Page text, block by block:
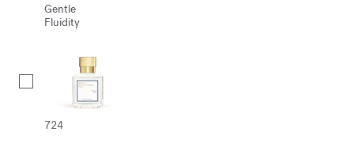
Gentle
Fluidity
724